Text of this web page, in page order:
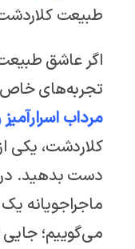
طبیعت کلاردشت
اگر عاشق
تجربه‌های خاص
مرداب
کلاردشت، یکی
دست بدهید. در
ماجراجویانه
می‌گوییم؛ جایی